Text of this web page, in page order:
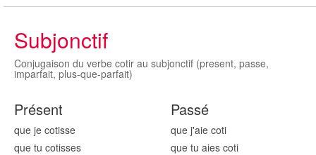
Subjonctif
Conjugaison du verbe cotir au subjonctif (present, passe,
imparfait, plus-que-parfait)
Présent
que je cotisse
que tu cotisses
Passé
que j'aie coti
que tu aies coti